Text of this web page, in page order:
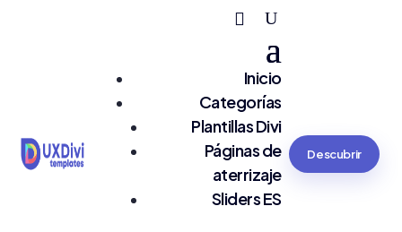
Inicio
Categorías
Plantillas Divi
Páginas de
aterrizaje
Sliders ES
Descubrir